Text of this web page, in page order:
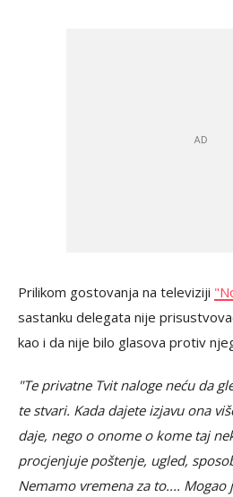
Prilikom gostovanja na televiziji
sastanku delegata nije
kao i da nije bilo glasova protiv
"Te privatne Tvit naloge neću da
te stvari. Kada dajete izjavu ona
daje, nego o onome o kome taj
procjenjuje poštenje, ugled,
Nemamo vremena za to.... Mogao